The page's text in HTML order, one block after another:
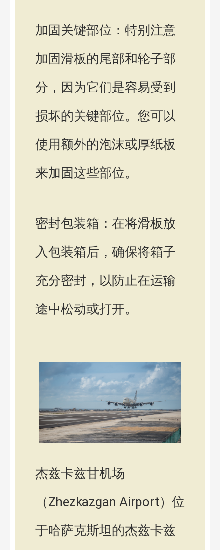
加固关键部位：特别注意
加固滑板的尾部和轮子部
分，因为它们是容易受到
损坏的关键部位。您可以
使用额外的泡沫或厚纸板
来加固这些部位。
密封包装箱：在将滑板放
入包装箱后，确保将箱子
充分密封，以防止在运输
途中松动或打开。
杰兹卡兹甘机场
（Zhezkazgan Airport）位
于哈萨克斯坦的杰兹卡兹